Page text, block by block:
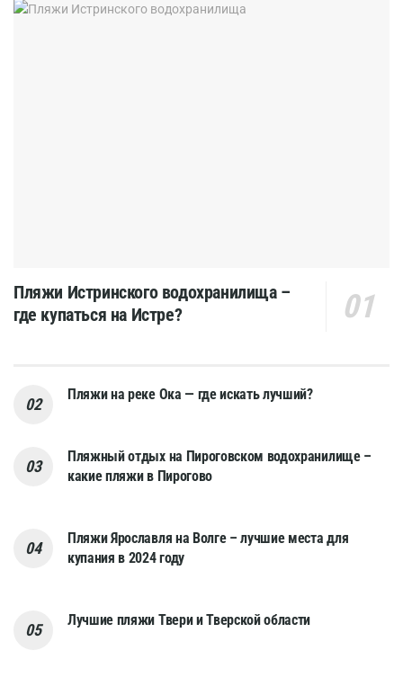
Пляжи Истринского водохранилища –
где купаться на Истре?
Пляжи на реке Ока — где искать лучший?
Пляжный отдых на Пироговском водохранилище –
какие пляжи в Пирогово
Пляжи Ярославля на Волге – лучшие места для
купания в 2024 году
Лучшие пляжи Твери и Тверской области